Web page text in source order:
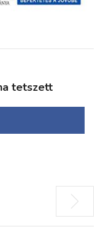
tetszett